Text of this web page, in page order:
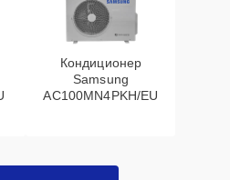
Кондиционер
Samsung
AC100MN4PKH/EU